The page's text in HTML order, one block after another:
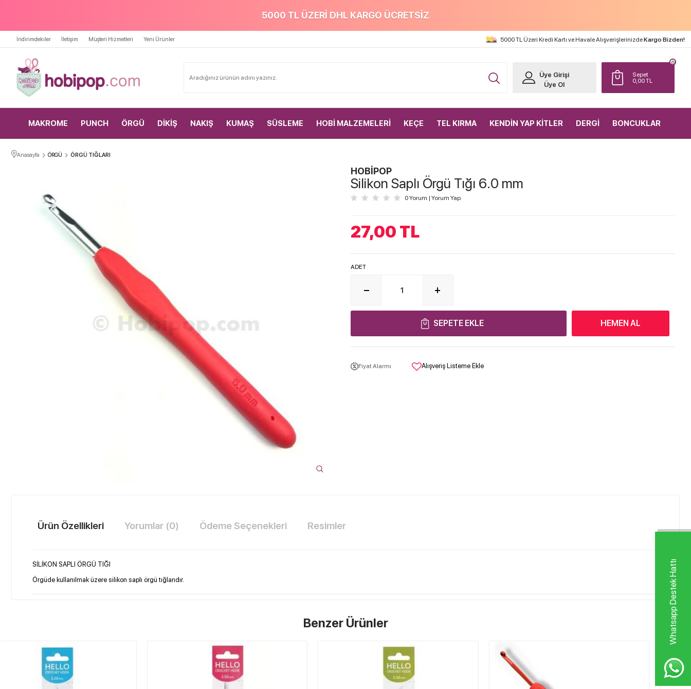
Whatsapp Destek Hattı
5000 TL ÜZERİ DHL KARGO ÜCRETSİZ
İndirimdekiler İletişim Müşteri Hizmetleri Yeni Ürünler 5000 TL Üzeri Kredi Kartı ve Havale AlışverişlerinizdeKargo Bizden!
Sepet
0,00TL
0
Üye Girişi
Üye Ol
MAKROME PUNCH ÖRGÜ DİKİŞ NAKIŞ KUMAŞ SÜSLEME HOBİ MALZEMELERİ KEÇE TEL KIRMA KENDİN YAP KİTLER DERGİ BONCUKLAR
Anasayfa ÖRGÜ ÖRGÜ TIĞLARI
HOBİPOP
Silikon Saplı Örgü Tığı 6.0 mm
0 Yorum | Yorum Yap
27,00 TL
ADET
SEPETE EKLE HEMEN AL
Fiyat Alarmı Alışveriş Listeme Ekle
Ürün Özellikleri Yorumlar (0) Ödeme Seçenekleri Resimler
SİLİKON SAPLI ÖRGÜ TIĞI
Örgüde kullanılmak üzere silikon saplı örgü tığlarıdır.
Benzer Ürünler